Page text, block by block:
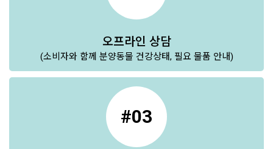
오프라인 상담
(소비자와 함께 분양동물 건강상태, 필요 물품 안내)
#03